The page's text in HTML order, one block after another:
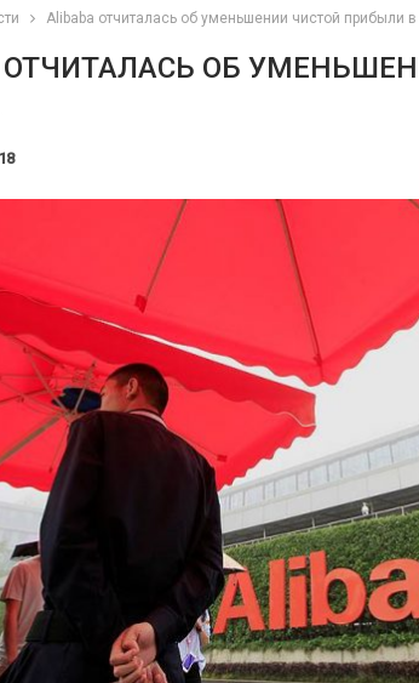
Alibaba отчиталась об уменьшении чистой прибыли в
ОТЧИТАЛАСЬ ОБ